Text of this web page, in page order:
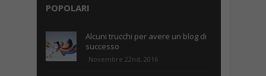
POPOLARI
Alcuni trucchi per avere un blog di
successo
Novembre 22nd, 2016